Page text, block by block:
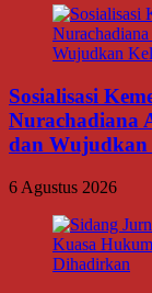
Sosialisasi
Nurachadiana
dan Wujudkan
6 Agustus 2026